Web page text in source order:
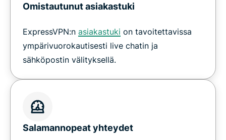
Omistautunut asiakastuki
ExpressVPN:n asiakastuki on tavoitettavissa
ympärivuorokautisesti live chatin ja
sähköpostin välityksellä.
Salamannopeat yhteydet